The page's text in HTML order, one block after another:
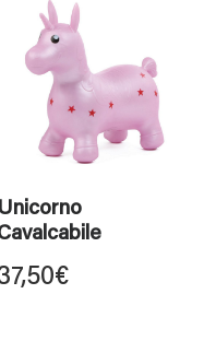
Unicorno
€